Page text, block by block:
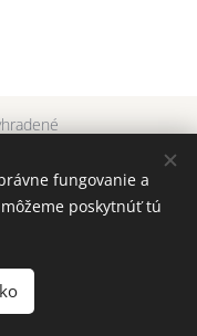
fungovanie a
poskytnúť tú